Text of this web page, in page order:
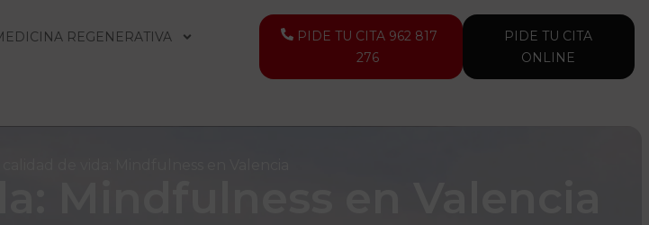
REGENERATIVA
PIDE TU CITA 962 817
276
PIDE TU CITA
ONLINE
de vida: Mindfulness en Valencia
Mindfulness en Valencia